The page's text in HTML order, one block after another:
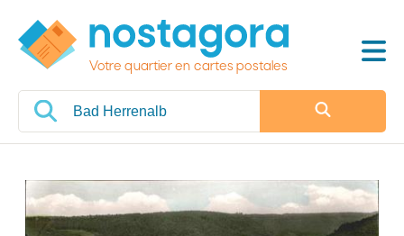
Votre quartier en cartes postales